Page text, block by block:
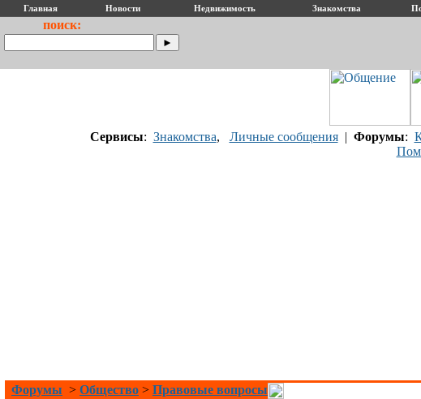
Главная Новости Недвижимость Знакомства
поиск:
Сервисы: Знакомства, Личные сообщения| Форумы:
Форумы > Общество > Правовые вопросы